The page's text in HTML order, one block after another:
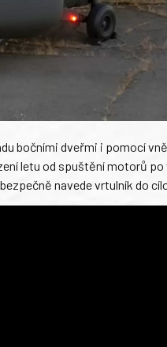
bočními dveřmi i pomocí
letu od spuštění motorů po
navede vrtulník do